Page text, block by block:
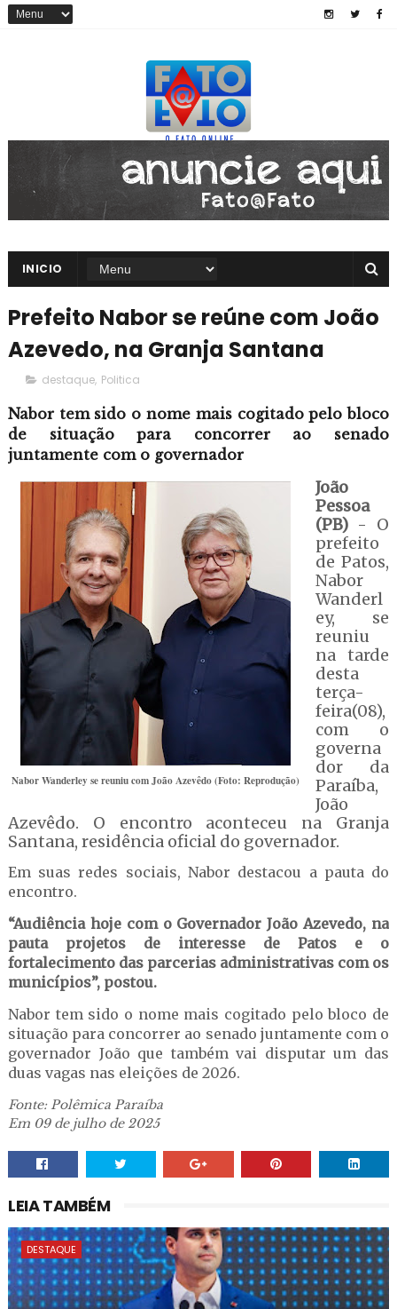
INICIO
Prefeito Nabor se reúne com João
Azevedo, na Granja Santana
destaque, Politica
Nabor tem sido o nome mais cogitado pelo bloco
de situação para concorrer ao senado
juntamente com o governador
Nabor Wanderley se reuniu com João Azevêdo (Foto: Reprodução)
João
Pessoa
(PB)- O
prefeito
de Patos,
Nabor
Wanderl
ey, se
reuniu
na tarde
desta
terça-
feira(08),
com o
governa
dor da
Paraíba,
João
Azevêdo. O encontro aconteceu na Granja
Santana, residência oficial do governador.
Em suas redes sociais, Nabor destacou a pauta do
encontro.
“Audiência hoje com o Governador João Azevedo, na
pauta projetos de interesse de Patos e o
fortalecimento das parcerias administrativas com os
municípios”, postou.
Nabor tem sido o nome mais cogitado pelo bloco de
situação para concorrer ao senado juntamente com o
governador João que também vai disputar um das
duas vagas nas eleições de 2026.
Fonte: Polêmica Paraíba
Em 09 de julho de 2025
LEIA TAMBÉM
DESTAQUE